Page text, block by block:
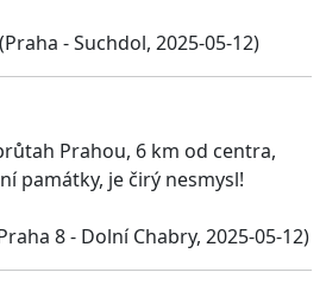
(Praha - Suchdol, 2025-05-12)
Prahou, 6 km od centra,
památky, je čirý nesmysl!
8 - Dolní Chabry, 2025-05-12)